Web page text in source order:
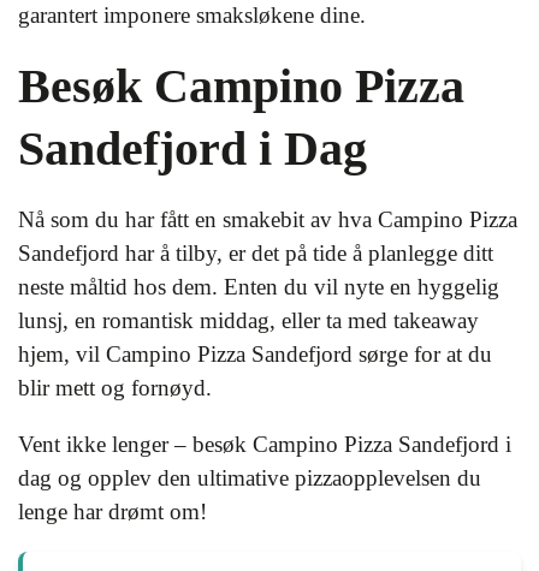
garantert imponere smaksløkene dine.
Besøk Campino Pizza
Sandefjord i Dag
Nå som du har fått en smakebit av hva Campino Pizza
Sandefjord har å tilby, er det på tide å planlegge ditt
neste måltid hos dem. Enten du vil nyte en hyggelig
lunsj, en romantisk middag, eller ta med takeaway
hjem, vil Campino Pizza Sandefjord sørge for at du
blir mett og fornøyd.
Vent ikke lenger – besøk Campino Pizza Sandefjord i
dag og opplev den ultimative pizzaopplevelsen du
lenge har drømt om!